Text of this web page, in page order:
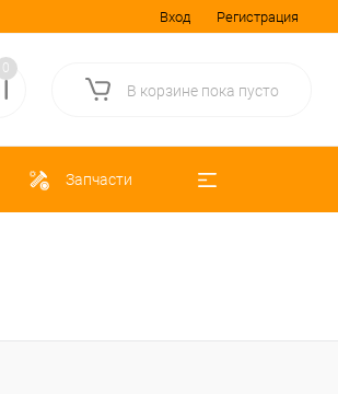
Вход Регистрация
0
В корзине пока пусто
Запчасти